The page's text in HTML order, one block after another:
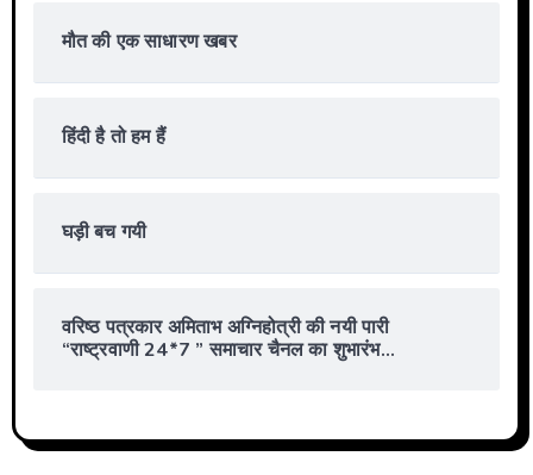
मौत की एक साधारण खबर
हिंदी है तो हम हैं
घड़ी बच गयी
वरिष्ठ पत्रकार अमिताभ अग्निहोत्री की नयी पारी
“राष्ट्रवाणी 24*7 ” समाचार चैनल का शुभारंभ…